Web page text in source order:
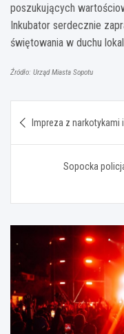
poszukujących
Inkubator serdecznie
świętowania w duchu
Źródło: Urząd Miasta Sopotu
wpisu
Impreza z
Sopocka